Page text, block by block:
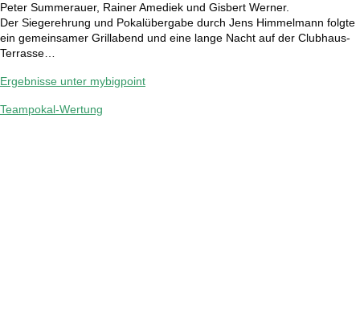
Peter Summerauer, RainerAmediek und Gisbert Werner.
Der Siegerehrung und Pokalübergabe durch Jens Himmelmann folgte
ein gemeinsamer Grillabend und eine lange Nacht auf der Clubhaus-
Terrasse…
Ergebnisse unter mybigpoint
Teampokal-Wertung